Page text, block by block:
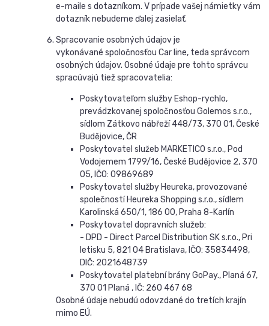
e-maile s dotazníkom. V prípade vašej námietky vám
dotazník nebudeme ďalej zasielať.
Spracovanie osobných údajov je
vykonávanéspoločnosťouCar line, teda správcom
osobných údajov. Osobné údaje pre tohto správcu
spracúvajú tiež spracovatelia:
Poskytovateľom služby Eshop-rychlo,
prevádzkovanej spoločnosťou Golemos s.r.o.,
sídlom Zátkovo nábřeží 448/73, 370 01, České
Budějovice, ČR
Poskytovatel služeb MARKETICO s.r.o., Pod
Vodojemem 1799/16, České Budějovice 2, 370
05, IČO: 09869689
Poskytovatel služby Heureka, provozované
společností Heureka Shopping s.r.o., sídlem
Karolinská 650/1, 186 00, Praha 8-Karlín
Poskytovatel dopravních služeb:
- DPD - Direct Parcel Distribution SK s.r.o., Pri
letisku 5, 821 04 Bratislava, IČO: 35834498,
DIČ: 2021648739
Poskytovatel platební brány GoPay., Planá 67,
370 01 Planá , IČ: 260 467 68
Osobné údaje nebudú odovzdané do tretích krajín
mimo EÚ.